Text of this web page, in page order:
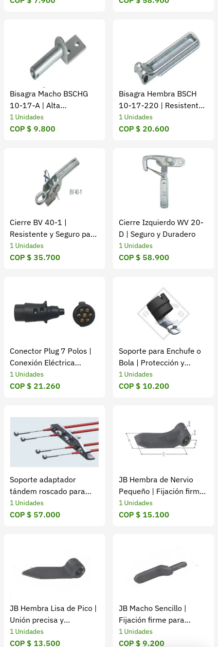
Bisagra Macho BSCHG
10-17-A | Alta
Resistencia y Durabilidad
1 Unidades
COP $ 9.800
Bisagra Hembra BSCH
10-17-220 | Resistente
y Segura
1 Unidades
COP $ 20.600
Cierre BV 40-1 |
Resistente y Seguro para
Remolques
1 Unidades
COP $ 35.700
Cierre Izquierdo WV 20-
D | Seguro y Duradero
1 Unidades
COP $ 58.900
Conector Plug 7 Polos |
Conexión Eléctrica
Segura
1 Unidades
COP $ 21.260
Soporte para Enchufe o
Bola | Protección y
Fijación Segura
1 Unidades
COP $ 10.200
Soporte adaptador
tándem roscado para
ejes de remolques
1 Unidades
COP $ 57.000
JB Hembra de Nervio
Pequeño | Fijación firme
y precisa
1 Unidades
COP $ 15.100
JB Hembra Lisa de Pico |
Unión precisa y
resistente
1 Unidades
COP $ 13.500
JB Macho Sencillo |
Fijación firme para
uniones metálicas
1 Unidades
COP $ 9.200